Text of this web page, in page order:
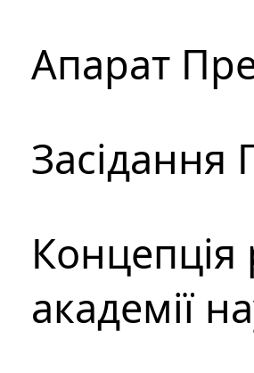
Апарат
Засідання
Концепція
академії